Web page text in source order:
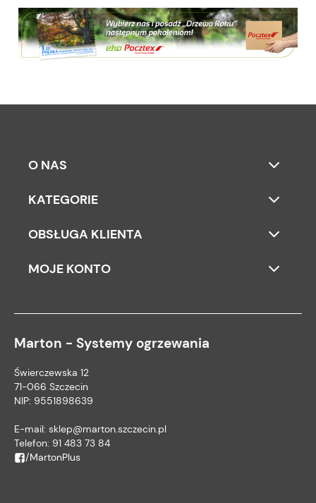
O NAS
KATEGORIE
OBSŁUGA KLIENTA
MOJE KONTO
Marton - Systemy ogrzewania
Świerczewska 12
71-066 Szczecin
NIP: 9551898639
E-mail: sklep@marton.szczecin.pl
Telefon: 91 483 73 84
/MartonPlus